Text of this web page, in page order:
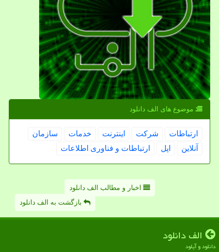
موضوع های الف دانلود
ارتباطات شركت اینترنت خدمات
سازمان
آنلاین
اپل ارتباطات و فناوری اطلاعات
اخبار و مطالب الف دانلود
بازگشت به الف دانلود
الف دانلود
دانلود و آپلود